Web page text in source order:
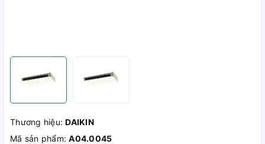
Thương hiệu:DAIKIN
Mã sản phẩm:A04.0045